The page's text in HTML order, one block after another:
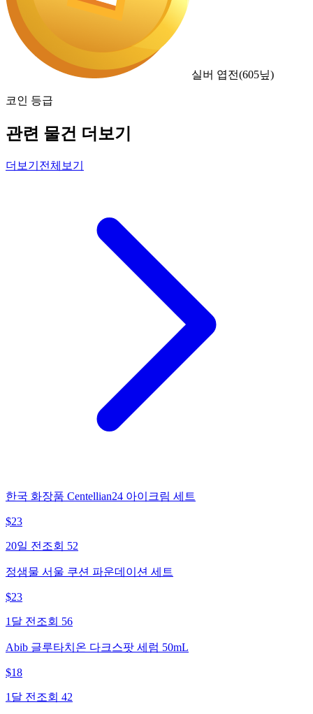
실버 엽전(605닢)
코인 등급
관련 물건 더보기
더보기 전체보기
한국 화장품 Centellian24 아이크림 세트
$23
20일 전 조회 52
정샘물 서울 쿠션 파운데이션 세트
$23
1달 전 조회 56
Abib 글루타치온 다크스팟 세럼 50mL
$18
1달 전 조회 42